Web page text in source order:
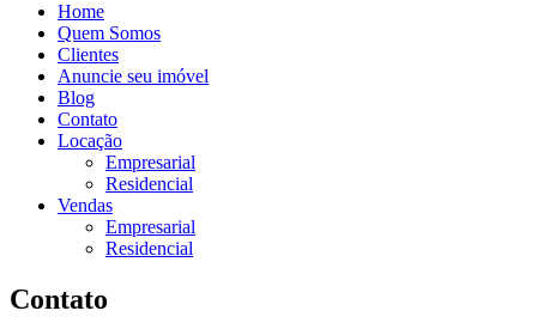
Home
Quem Somos
Clientes
Anuncie seu imóvel
Blog
Contato
Locação
Empresarial
Residencial
Vendas
Empresarial
Residencial
Contato